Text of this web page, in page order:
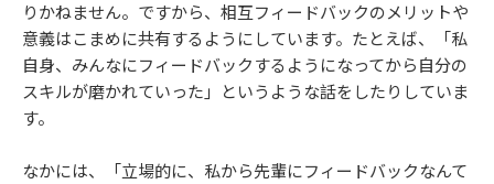
りかねません。ですから、相互フィードバックのメリットや
意義はこまめに共有するようにしています。たとえば、「私
自身、みんなにフィードバックするようになってから自分の
スキルが磨かれていった」というような話をしたりしていま
す。
なかには、「立場的に、私から先輩にフィードバックなんて